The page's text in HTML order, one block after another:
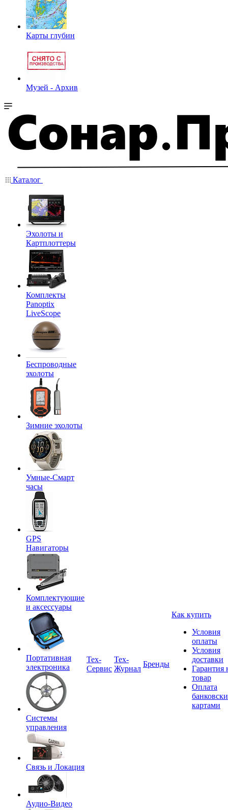
Карты глубин
Музей - Архив
Каталог
Эхолоты и
Картплоттеры
Комплекты
Panoptix
LiveScope
Беспроводные
эхолоты
Зимние эхолоты
Умные-Смарт
часы
GPS
Навигаторы
Комплектующие
и аксессуары
Портативная
электроника
Системы
управления
Связь и Локация
Аудио-Видео
Tex-
Сервис
Тех-
Журнал
Бренды
Как купить
Условия
оплаты
Условия
доставки
Гарантия
товар
Оплата
картами